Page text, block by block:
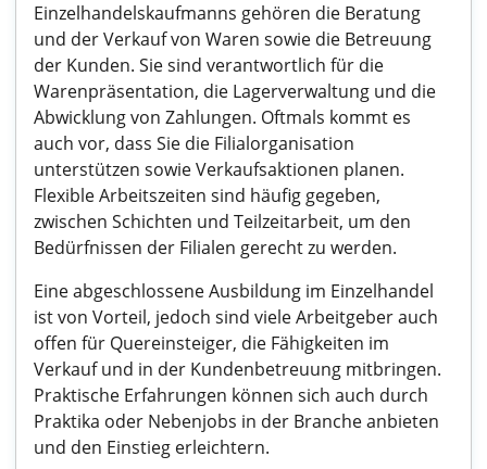
Einzelhandelskaufmanns gehören die Beratung
und der Verkauf von Waren sowie die Betreuung
der Kunden. Sie sind verantwortlich für die
Warenpräsentation, die Lagerverwaltung und die
Abwicklung von Zahlungen. Oftmals kommt es
auch vor, dass Sie die Filialorganisation
unterstützen sowie Verkaufsaktionen planen.
Flexible Arbeitszeiten sind häufig gegeben,
zwischen Schichten und Teilzeitarbeit, um den
Bedürfnissen der Filialen gerecht zu werden.
Eine abgeschlossene Ausbildung im Einzelhandel
ist von Vorteil, jedoch sind viele Arbeitgeber auch
offen für Quereinsteiger, die Fähigkeiten im
Verkauf und in der Kundenbetreuung mitbringen.
Praktische Erfahrungen können sich auch durch
Praktika oder Nebenjobs in der Branche anbieten
und den Einstieg erleichtern.